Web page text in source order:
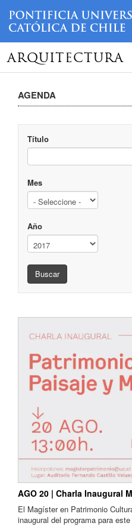
ARQUITECTURA
AGENDA
Título
Mes
Año
Buscar
AGO 20 | Charla Inaugural
El Magíster en Patrimonio
inaugural del programa para